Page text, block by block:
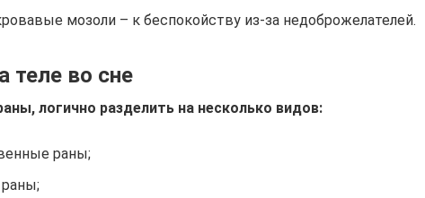
мозоли – к беспокойству из-за недоброжелателей.
теле во сне
логично разделить на несколько видов:
раны;